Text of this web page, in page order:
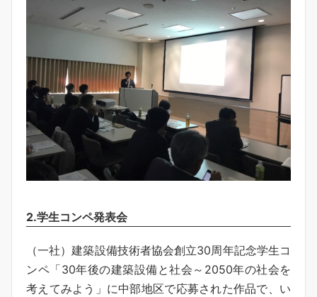
2.学生コンペ発表会
（一社）建築設備技術者協会創立30周年記念学生コ
ンペ「30年後の建築設備と社会～2050年の社会を
考えてみよう」に中部地区で応募された作品で、い